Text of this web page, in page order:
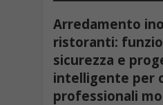
Arredamento
ristoranti:
sicurezza e
intelligente per
professionali